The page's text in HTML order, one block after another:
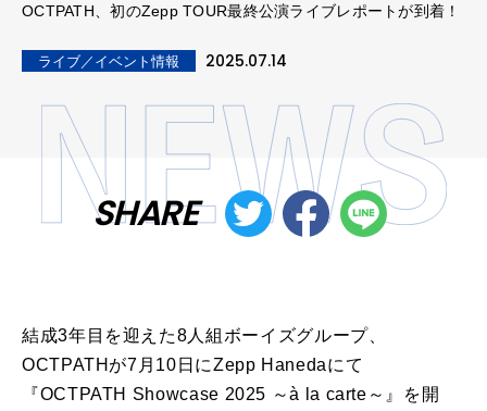
OCTPATH、初のZepp TOUR最終公演ライブレポートが到着！
ライブ／イベント情報 2025.07.14
SHARE
結成3年目を迎えた8人組ボーイズグループ、
OCTPATHが7月10日にZepp Hanedaにて
『OCTPATH Showcase 2025 ～à la carte～』を開